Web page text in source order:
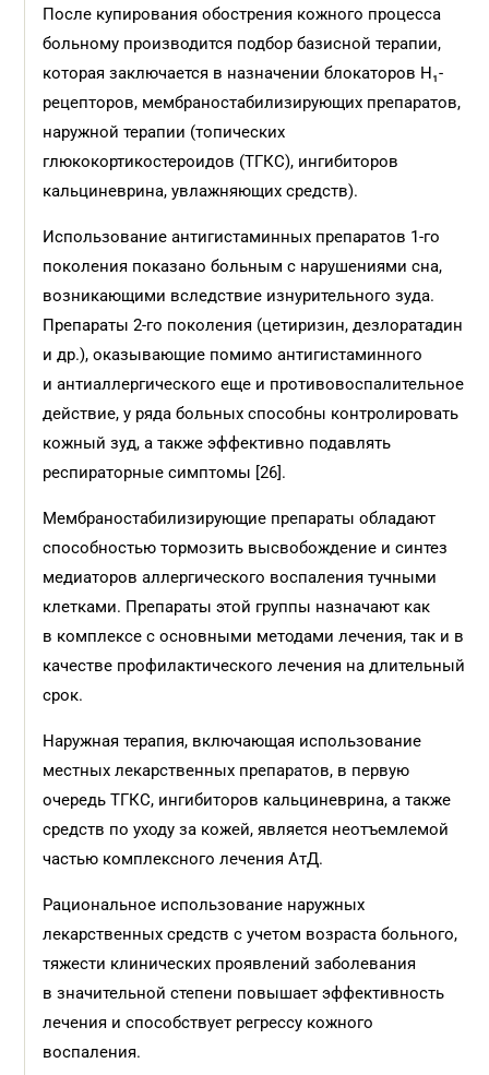
После купирования обострения кожного процесса
больному производится подбор базисной терапии,
которая заключается в назначении блокаторов Н₁-
рецепторов, мембраностабилизирующих препаратов,
наружной терапии (топических
глюкокортикостероидов (ТГКС), ингибиторов
кальциневрина, увлажняющих средств).
Использование антигистаминных препаратов 1-го
поколения показано больным с нарушениями сна,
возникающими вследствие изнурительного зуда.
Препараты 2-го поколения (цетиризин, дезлоратадин
и др.), оказывающие помимо антигистаминного
и антиаллергического еще и противовоспалительное
действие, у ряда больных способны контролировать
кожный зуд, а также эффективно подавлять
респираторные симптомы [26].
Мембраностабилизирующие препараты обладают
способностью тормозить высвобождение и синтез
медиаторов аллергического воспаления тучными
клетками. Препараты этой группы назначают как
в комплексе с основными методами лечения, так и в
качестве профилактического лечения на длительный
срок.
Наружная терапия, включающая использование
местных лекарственных препаратов, в первую
очередь ТГКС, ингибиторов кальциневрина, а также
средств по уходу за кожей, является неотъемлемой
частью комплексного лечения АтД.
Рациональное использование наружных
лекарственных средств с учетом возраста больного,
тяжести клинических проявлений заболевания
в значительной степени повышает эффективность
лечения и способствует регрессу кожного
воспаления.